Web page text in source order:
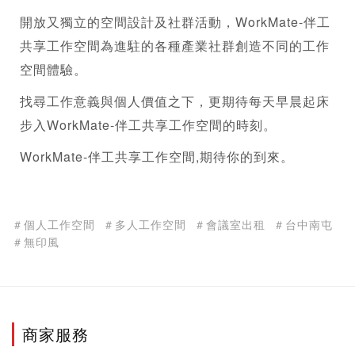
開放又獨立的空間設計及社群活動，WorkMate-伴工
共享工作空間為進駐的各種產業社群創造不同的工作
空間體驗。
找尋工作意義與個人價值之下，更期待每天早晨起床
步入WorkMate-伴工共享工作空間的時刻。
WorkMate-伴工共享工作空間,期待你的到來。
＃個人工作空間 ＃多人工作空間 ＃會議室出租
＃台中南屯
＃無印風
商家服務